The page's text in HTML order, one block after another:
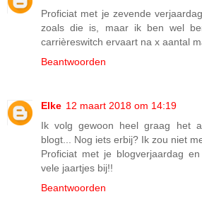
Proficiat met je zevende
zoals die is, maar ik ben wel
carrièreswitch ervaart na x aantal
Beantwoorden
Elke 12 maart 2018 om 14:19
Ik volg gewoon heel graag het
blogt... Nog iets erbij? Ik zou niet
Proficiat met je blogverjaardag
vele jaartjes bij!!
Beantwoorden